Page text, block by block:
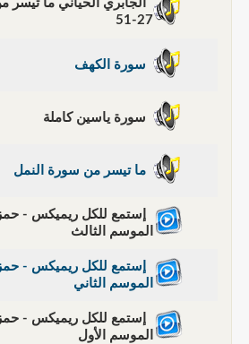
الجابري الحياني ما
27-51
سورة الكهف
سورة ياسين كاملة
ما تيسر من سورة النمل
إستمع للكل ريميكس -
الموسم الثالث
إستمع للكل ريميكس -
الموسم الثاني
إستمع للكل ريميكس -
الموسم الأول